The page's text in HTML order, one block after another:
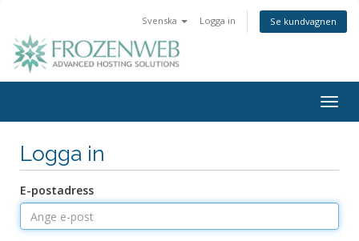
Svenska Logga in Se kundvagnen
Logga in
E-postadress